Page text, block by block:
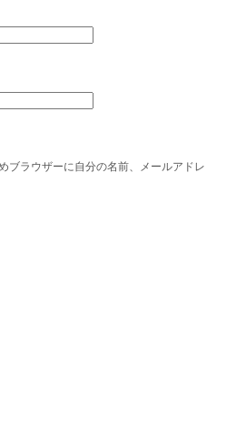
ブラウザーに自分の名前、メールアドレ